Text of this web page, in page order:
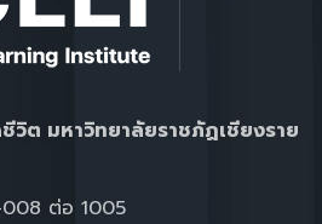
วิต มหาวิทยาลัยราชภัฏเชียงราย
ต่อ 1005